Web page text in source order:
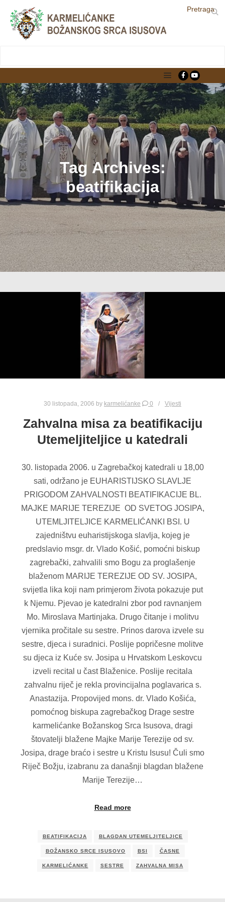
LjekarnaCroatia.com
Pretraga
Main menu
Tag Archives:
beatifikacija
30 listopada, 2006 by karmelićanke 0 Vijesti
Zahvalna misa za beatifikaciju
Utemeljiteljice u katedrali
30. listopada 2006. u Zagrebačkoj katedrali u 18,00
sati, održano je EUHARISTIJSKO SLAVLJE
PRIGODOM ZAHVALNOSTI BEATIFIKACIJE BL.
MAJKE MARIJE TEREZIJE OD SVETOG JOSIPA,
UTEMLJITELJICE KARMELIĆANKI BSI. U
zajedništvu euharistijskoga slavlja, kojeg je
predslavio msgr. dr. Vlado Košić, pomoćni biskup
zagrebački, zahvalili smo Bogu za proglašenje
blaženom MARIJE TEREZIJE OD SV. JOSIPA,
svijetla lika koji nam primjerom života pokazuje put
k Njemu. Pjevao je katedralni zbor pod ravnanjem
Mo. Miroslava Martinjaka. Drugo čitanje i molitvu
vjernika pročitale su sestre. Prinos darova izvele su
sestre, djeca i suradnici. Poslije popričesne molitve
su djeca iz Kuće sv. Josipa u Hrvatskom Leskovcu
izveli recital u čast Blaženice. Poslije recitala
zahvalnu riječ je rekla provincijalna poglavarica s.
Anastazija. Propovijed mons. dr. Vlado Košića,
pomoćnog biskupa zagrebačkog Drage sestre
karmelićanke Božanskog Srca Isusova, dragi
štovatelji blažene Majke Marije Terezije od sv.
Josipa, drage braćo i sestre u Kristu Isusu! Čuli smo
Riječ Božju, izabranu za današnji blagdan blažene
Marije Terezije…
Read more
BEATIFIKACIJA BLAGDAN UTEMELJITELJICE
BOŽANSKO SRCE ISUSOVO BSI ČASNE
KARMELIĆANKE SESTRE ZAHVALNA MISA